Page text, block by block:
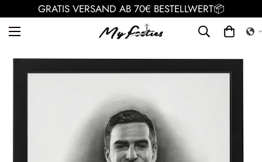
GRATIS VERSAND AB 70€ BESTELLWERT📦